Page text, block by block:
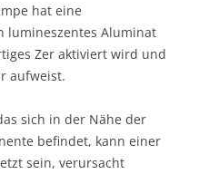
hat eine
lumineszentes Aluminat
Zer aktiviert wird und
aufweist.
sich in der Nähe der
befindet, kann einer
sein, verursacht